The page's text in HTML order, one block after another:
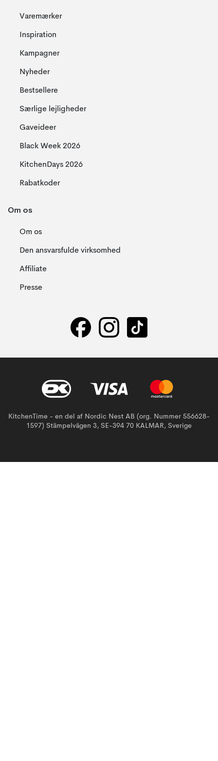
Varemærker
Inspiration
Kampagner
Nyheder
Bestsellere
Særlige lejligheder
Gaveideer
Black Week 2026
KitchenDays 2026
Rabatkoder
Om os
Om os
Den ansvarsfulde virksomhed
Affiliate
Presse
KitchenTime - en del af Nordic Nest AB (org. Nummer 556628-
1597) Stämpelvägen 3, SE-394 70 KALMAR, Sverige